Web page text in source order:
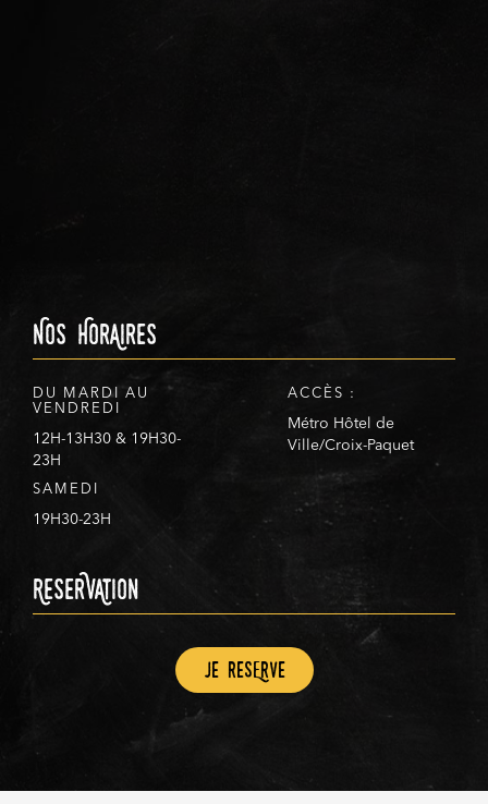
Nos HorAires
DU MARDI AU
VENDREDI
12H-13H30 & 19H30-
23H
SAMEDI
19H30-23H
ACCÈS :
Métro Hôtel de
Ville/Croix-Paquet
ReserVAtion
Je resErve